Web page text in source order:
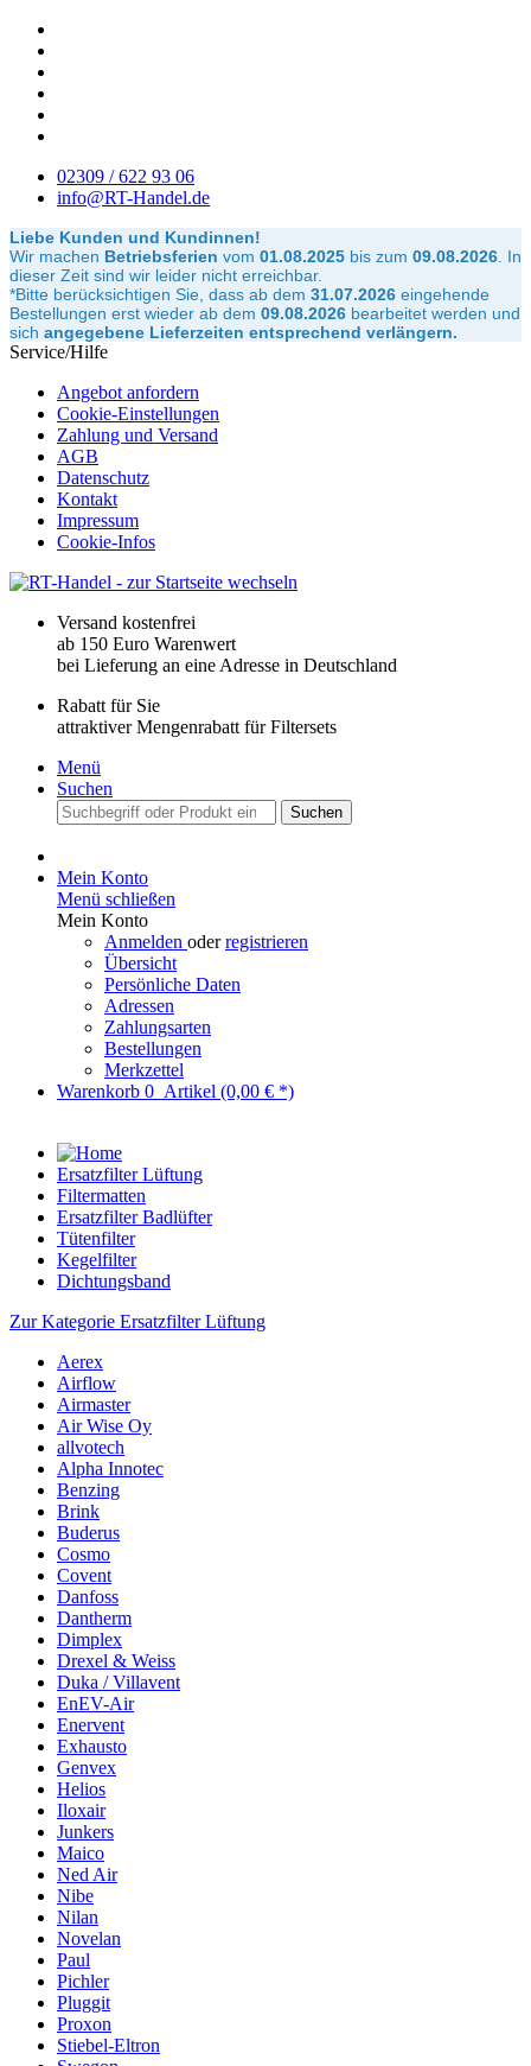
02309 / 622 93 06
info@RT-Handel.de
Liebe Kunden und Kundinnen!
Wir machen Betriebsferien vom 01.08.2025 bis zum 09.08.2026 In
dieser Zeit sind wir leider nicht erreichbar.
*Bitte berücksichtigen Sie, dass ab dem 31.07.2026 eingehende
Bestellungen erst wieder ab dem 09.08.2026 bearbeitet werden und
sich angegebene Lieferzeiten entsprechend verlängern.
Service/Hilfe
Angebot anfordern
Cookie-Einstellungen
Zahlung und Versand
AGB
Datenschutz
Kontakt
Impressum
Cookie-Infos
Versand kostenfrei
ab 150 Euro Warenwert
bei Lieferung an eine Adresse in Deutschland
Rabatt für Sie
attraktiver Mengenrabatt für Filtersets
Menü
Suchen
Suchen
Mein Konto
Menü schließen
Mein Konto
Anmelden oderregistrieren
Übersicht
Persönliche Daten
Adressen
Zahlungsarten
Bestellungen
Merkzettel
Warenkorb 0 Artikel (0,00 € *)
Ersatzfilter Lüftung
Filtermatten
Ersatzfilter Badlüfter
Tütenfilter
Kegelfilter
Dichtungsband
Zur Kategorie Ersatzfilter Lüftung
Aerex
Airflow
Airmaster
Air Wise Oy
allvotech
Alpha Innotec
Benzing
Brink
Buderus
Cosmo
Covent
Danfoss
Dantherm
Dimplex
Drexel & Weiss
Duka / Villavent
EnEV-Air
Enervent
Exhausto
Genvex
Helios
Iloxair
Junkers
Maico
Ned Air
Nibe
Nilan
Novelan
Paul
Pichler
Pluggit
Proxon
Stiebel-Eltron